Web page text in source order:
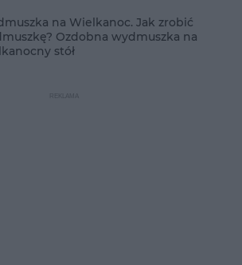
na Wielkanoc. Jak zrobić
Ozdobna wydmuszka na
stół